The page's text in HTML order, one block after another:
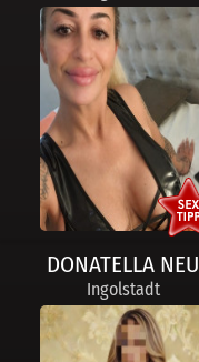
DONATELLA NEU
Ingolstadt